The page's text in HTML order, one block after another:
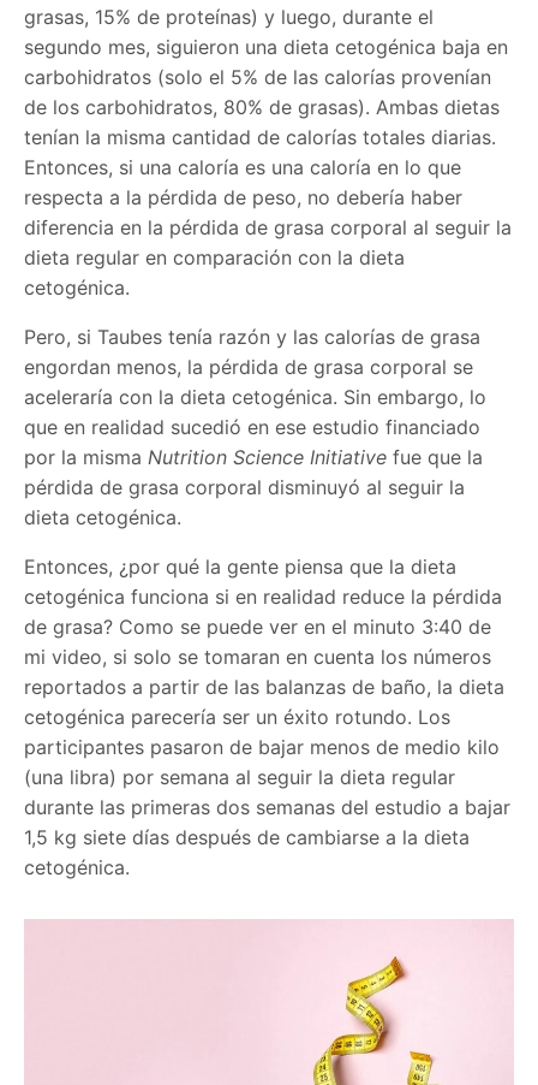
grasas, 15% de proteínas) y luego, durante el
segundo mes, siguieron una dieta cetogénica baja en
carbohidratos (solo el 5% de las calorías provenían
de los carbohidratos, 80% de grasas). Ambas dietas
tenían la misma cantidad de calorías totales diarias.
Entonces, si una caloría es una caloría en lo que
respecta a la pérdida de peso, no debería haber
diferencia en la pérdida de grasa corporal al seguir la
dieta regular en comparación con la dieta
cetogénica.
Pero, si Taubes tenía razón y las calorías de grasa
engordan menos, la pérdida de grasa corporal se
aceleraría con la dieta cetogénica. Sin embargo, lo
que en realidad sucedió en ese estudio financiado
por la misma Nutrition Science Initiativefue que la
pérdida de grasa corporal disminuyó al seguir la
dieta cetogénica.
Entonces, ¿por qué la gente piensa que la dieta
cetogénica funciona si en realidad reduce la pérdida
de grasa? Como se puede ver en el minuto 3:40 de
mi video, si solo se tomaran en cuenta los números
reportados a partir de las balanzas de baño, la dieta
cetogénica parecería ser un éxito rotundo. Los
participantes pasaron de bajar menos de medio kilo
(una libra) por semana al seguir la dieta regular
durante las primeras dos semanas del estudio a bajar
1,5 kg siete días después de cambiarse a la dieta
cetogénica.